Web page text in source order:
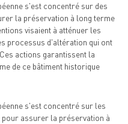
s'est concentré sur des
la préservation à long terme
visaient à atténuer les
processus d'altération qui ont
actions garantissent la
de ce bâtiment historique
s'est concentré sur les
assurer la préservation à